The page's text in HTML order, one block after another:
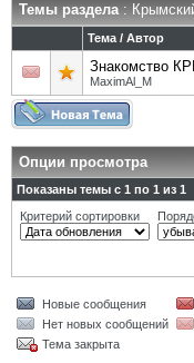
Темы раздела:
Тема / Автор
Знакомство
MaximAl_M
Опции просмотра
Показаны темы с 1 по 1 из 1
Критерий сортировки
Новые сообщения
Нет новых сообщений
Тема закрыта